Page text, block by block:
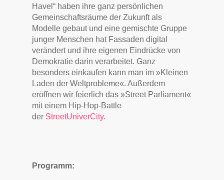
Havel“ haben ihre ganz persönlichen
Gemeinschaftsräume der Zukunft als
Modelle gebaut und eine gemischte Gruppe
junger Menschen hat Fassaden digital
verändert und ihre eigenen Eindrücke von
Demokratie darin verarbeitet. Ganz
besonders einkaufen kann man im »Kleinen
Laden der Weltprobleme«. Außerdem
eröffnen wir feierlich das »Street Parliament«
mit einem Hip-Hop-Battle
der StreetUniverCity.
Programm: